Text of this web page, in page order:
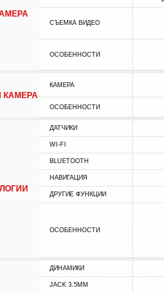
СЪЕМКА ВИДЕО
ОСОБЕННОСТИ
КАМЕРА
КАМЕРА
ОСОБЕННОСТИ
ДАТЧИКИ
WI-FI
BLUETOOTH
НАВИГАЦИЯ
ДРУГИЕ ФУНКЦИИ
ОСОБЕННОСТИ
ДИНАМИКИ
JACK 3.5MM